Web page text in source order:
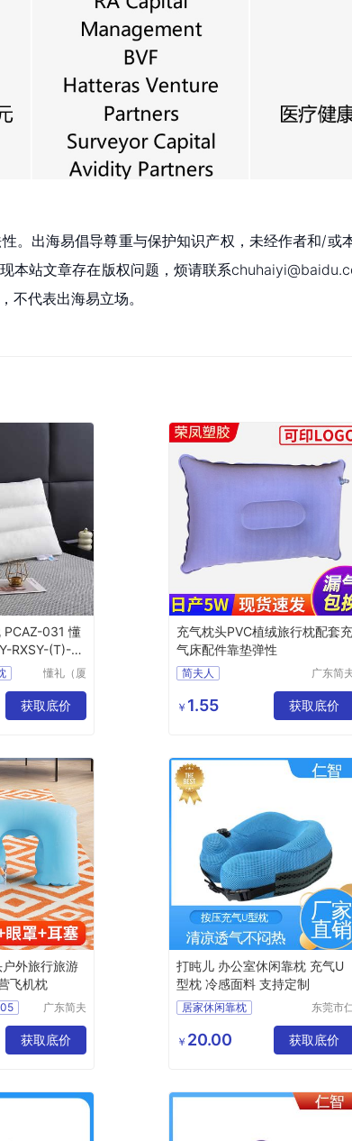
。出海易倡导尊重与保护知识产权，未经作者和/或
本站文章存在版权问题，烦请联系
不代表出海易立场。
PCAZ-031 懂
RXSY-(T)-16
懂礼（厦
链有限公
司
获取底价
充气枕头PVC植绒旅行枕配套充
气床配件靠垫弹性
简夫人
广东简
限公司
￥ 1.55 获取底价
外旅行旅游
飞机枕
广东简夫
限公司
获取底价
打盹儿 办公室休闲靠枕 充气U
型枕 冷感面料 支持定制
居家休闲靠枕
护颈枕
透气型U型枕
东莞市
技有限公
司
￥ 20.00 获取底价